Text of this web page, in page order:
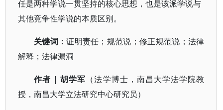
任是两种学说一贯坚持的核心思想，也是该派学说与
其他竞争性学说的本质区别。
关键词：证明责任；规范说；修正规范说；法律
解释；法律漏洞
作者 |胡学军 （法学博士，南昌大学法学院教
授，南昌大学立法研究中心研究员）